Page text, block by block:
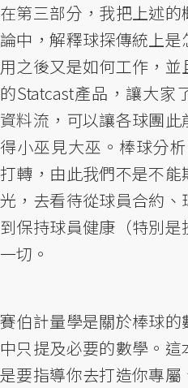
在第三部分，我把上述
論中，解釋球探傳統上
用之後又是如何工作，
的Statcast產品，讓大家
資料流，可以讓各球團
得小巫見大巫。棒球分
打轉，由此我們不是不
光，去看待從球員合約
到保持球員健康（特別
一切。
賽伯計量學是關於棒球
中只提及必要的數學。
是要指導你去打造你專